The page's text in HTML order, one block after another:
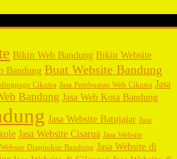
Bikin Web Bandung Bikin Website
Bandung Buat Website Bandung
Cikutra Jasa Pembuatan Web Cikutra Jasa
Bandung Jasa Web Kota Bandung
Jasa Website Batujajar Jasa
Jasa Website Cisarua Jasa Website
Website Diaptiukur Bandung Jasa Website di